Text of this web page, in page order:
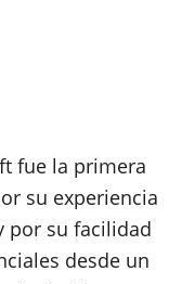
fue la primera
su experiencia
por su facilidad
desde un